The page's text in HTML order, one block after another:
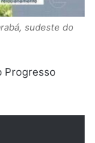
sudeste do
Progresso